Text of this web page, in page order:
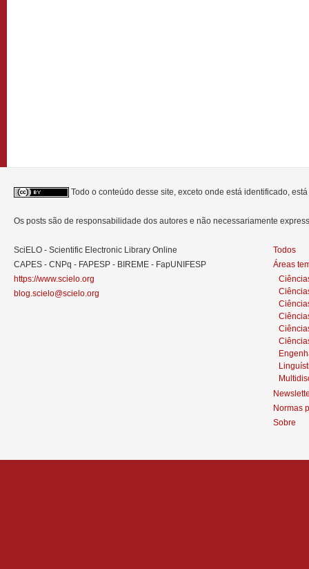
Todo o conteúdo desse site, exceto onde está identificado,
Os posts são de responsabilidade dos autores e não necessariamente
SciELO - Scientific Electronic Library Online
CAPES - CNPq - FAPESP - BIREME - FapUNIFESP
https://www.scielo.org
blog.scielo@scielo.org
Todos
Áreas
Normas
Sobre